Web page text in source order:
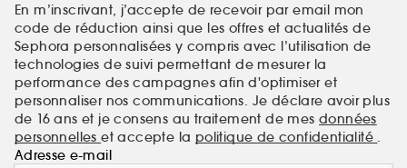
En m’inscrivant, j’accepte de recevoir par email mon
code de réduction ainsi que les offres et actualités de
Sephora personnalisées y compris avec l’utilisation de
technologies de suivi permettant de mesurer la
performance des campagnes afin d'optimiser et
personnaliser nos communications. Je déclare avoir plus
de 16 ans et je consens au traitement de mes données
personnelleset accepte la politique de confidentialité .
Adresse e-mail